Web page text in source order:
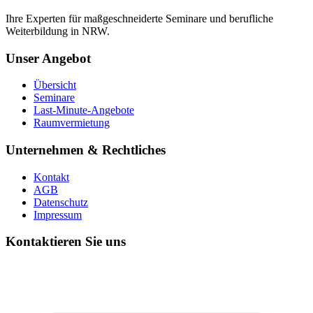
Ihre Experten für maßgeschneiderte Seminare und berufliche
Weiterbildung in NRW.
Unser Angebot
Übersicht
Seminare
Last-Minute-Angebote
Raumvermietung
Unternehmen & Rechtliches
Kontakt
AGB
Datenschutz
Impressum
Kontaktieren Sie uns